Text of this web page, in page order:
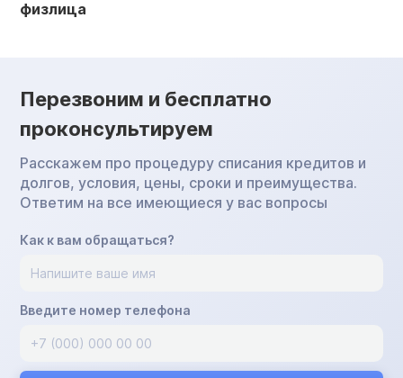
Перезвоним и бесплатно
проконсультируем
Расскажем про процедуру списания кредитов и
долгов, условия, цены, сроки и преимущества.
Ответим на все имеющиеся у вас вопросы
Как к вам обращаться?
Введите номер телефона